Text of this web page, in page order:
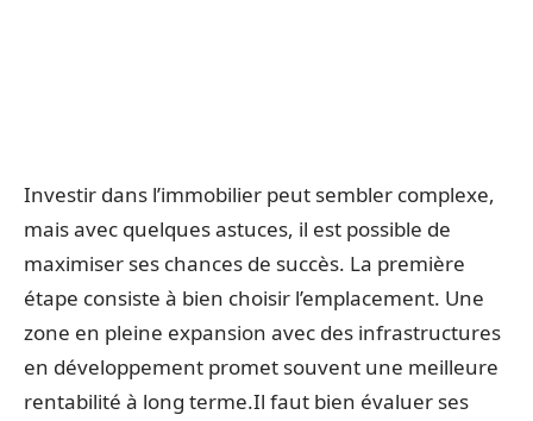
Investir dans l’immobilier peut sembler complexe,
mais avec quelques astuces, il est possible de
maximiser ses chances de succès. La première
étape consiste à bien choisir l’emplacement. Une
zone en pleine expansion avec des infrastructures
en développement promet souvent une meilleure
rentabilité à long terme.Il faut bien évaluer ses